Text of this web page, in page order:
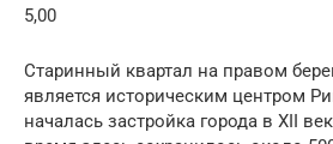
5,00
Старинный квартал на правом
является историческим центром
началась застройка города в XII